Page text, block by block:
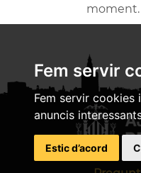
Fem servir
Fem servir
anuncis
Estic d’acord
moment.